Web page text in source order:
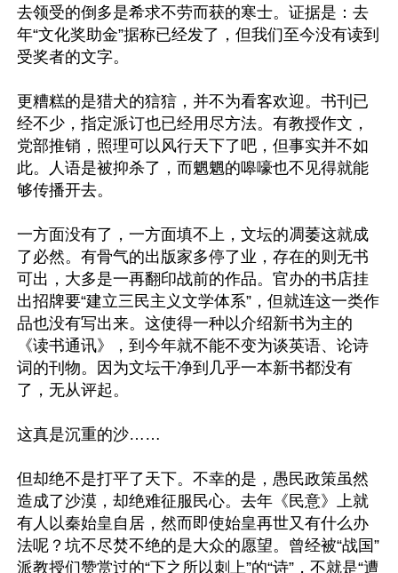
去领受的倒多是希求不劳而获的寒士。证据是：去
年“文化奖助金”据称已经发了，但我们至今没有读到
受奖者的文字。
更糟糕的是猎犬的狺狺，并不为看客欢迎。书刊已
经不少，指定派订也已经用尽方法。有教授作文，
党部推销，照理可以风行天下了吧，但事实并不如
此。人语是被抑杀了，而魍魍的嗥嚎也不见得就能
够传播开去。
一方面没有了，一方面填不上，文坛的凋萎这就成
了必然。有骨气的出版家多停了业，存在的则无书
可出，大多是一再翻印战前的作品。官办的书店挂
出招牌要“建立三民主义文学体系”，但就连这一类作
品也没有写出来。这使得一种以介绍新书为主的
《读书通讯》，到今年就不能不变为谈英语、论诗
词的刊物。因为文坛干净到几乎一本新书都没有
了，无从评起。
这真是沉重的沙……
但却绝不是打平了天下。不幸的是，愚民政策虽然
造成了沙漠，却绝难征服民心。去年《民意》上就
有人以秦始皇自居，然而即使始皇再世又有什么办
法呢？坑不尽焚不绝的是大众的愿望。曾经被“战国”
派教授们赞赏过的“下之所以刺上”的“诗”，不就是“遭